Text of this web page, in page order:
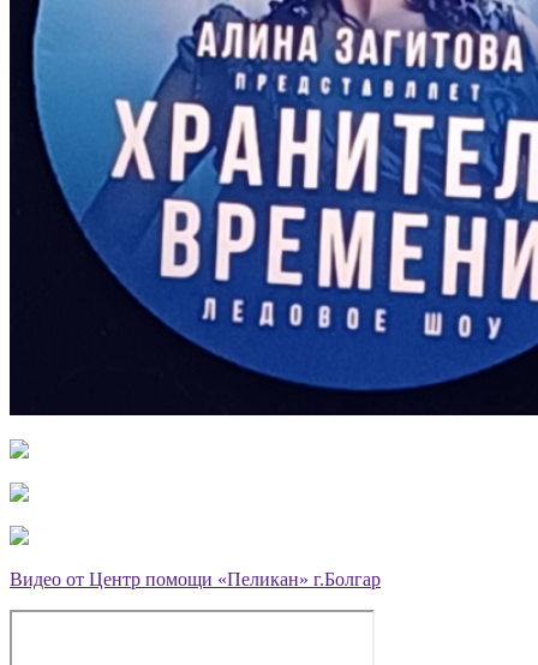
Видео от Центр помощи «Пеликан» г.Болгар